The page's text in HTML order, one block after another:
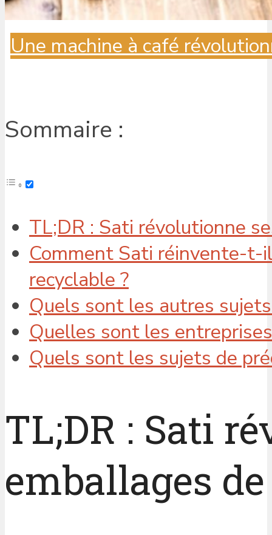
Une machine à café
Sommaire :
TL;DR : Sati révolutionne
Comment Sati réinvente-t-
recyclable ?
Quels sont les autres
Quelles sont les
Quels sont les sujets de
TL;DR : Sati
emballages